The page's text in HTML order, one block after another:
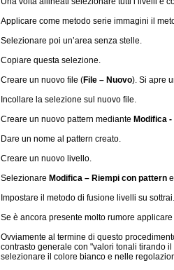
Applicare come metodo serie immagini il
Selezionare poi un’area senza stelle.
Copiare questa selezione.
Creare un nuovo file (File – Nuovo). Si apre
Incollare la selezione sul nuovo file.
Creare un nuovo pattern mediante Modifica
Dare un nome al pattern creato.
Creare un nuovo livello.
Selezionare Modifica – Riempi con pattern
Impostare il metodo di fusione livelli su sottrai.
Se è ancora presente molto rumore
Ovviamente al termine di questo
contrasto generale con "valori tonali tirando
selezionare il colore bianco e nelle